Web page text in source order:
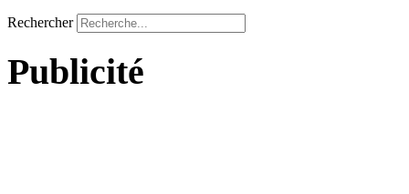
Rechercher
Publicité